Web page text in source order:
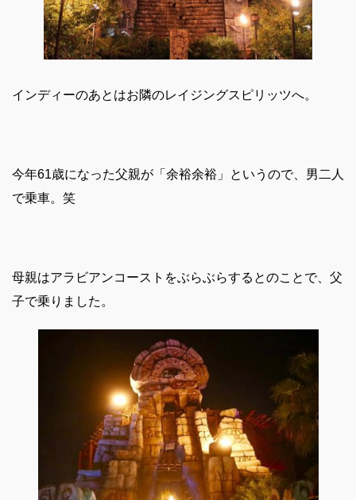
インディーのあとはお隣のレイジングスピリッツへ。
今年61歳になった父親が「余裕余裕」というので、男二人
で乗車。笑
母親はアラビアンコーストをぶらぶらするとのことで、父
子で乗りました。